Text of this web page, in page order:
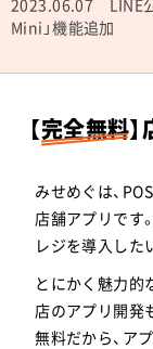
2023.06.07 LINE公
Mini」機能追加
【 完全無料
みせめぐは、
店舗アプリです
レジを導入した
とにかく魅力的
店のアプリ開発
無料だから、ア